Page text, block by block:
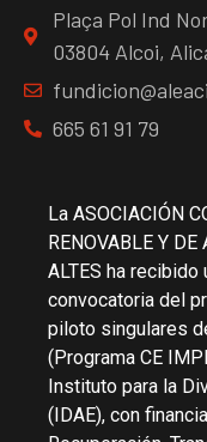
Plaça Pol Ind
03804 Alcoi,
665 61 91 79
La ASOCIACIÓN
RENOVABLE Y
ALTES ha recibido
convocatoria del
piloto singulares
(Programa CE
Instituto para la
(IDAE), con